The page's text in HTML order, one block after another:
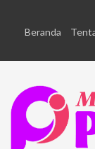
Beranda